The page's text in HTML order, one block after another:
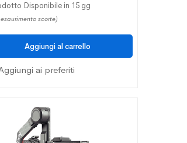
Disponibile in 15 gg
scorte)
ai preferiti